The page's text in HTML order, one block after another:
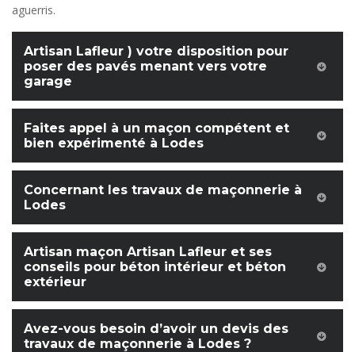
aguerris.
Artisan Lafleur ) votre disposition pour
poser des pavés menant vers votre
garage
Faites appel à un maçon compétent et
bien expérimenté à Lodes
Concernant les travaux de maçonnerie à
Lodes
Artisan maçon Artisan Lafleur et ses
conseils pour béton intérieur et béton
extérieur
Avez-vous besoin d’avoir un devis des
travaux de maçonnerie à Lodes ?